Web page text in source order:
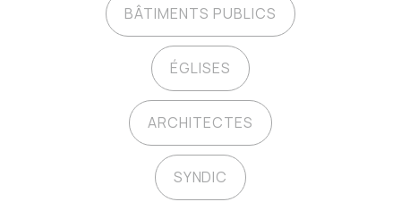
BÂTIMENTS PUBLICS
ÉGLISES
ARCHITECTES
SYNDIC